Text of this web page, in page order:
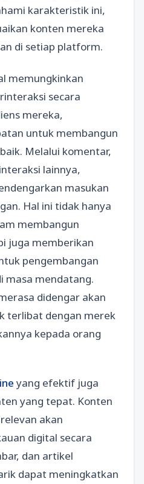
karakteristik ini,
konten mereka
di setiap platform.
memungkinkan
secara
mereka,
untuk membangun
Melalui komentar,
lainnya,
masukan
Hal ini tidak hanya
membangun
juga memberikan
pengembangan
masa mendatang.
didengar akan
terlibat dengan merek
kepada orang
yang efektif juga
yang tepat. Konten
akan
digital secara
dan artikel
dapat meningkatkan